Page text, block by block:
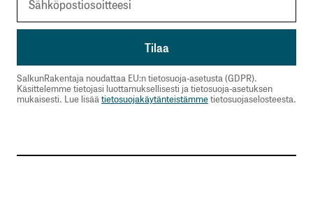
SalkunRakentaja noudattaa EU:n tietosuoja-asetusta (GDPR).
Käsittelemme tietojasi luottamuksellisesti ja tietosuoja-asetuksen
mukaisesti. Lue lisää tietosuojakäytänteistämmetietosuojaselosteesta.